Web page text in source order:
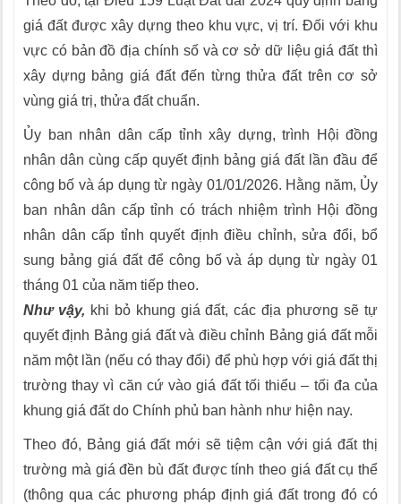
giá đất được xây dựng theo khu vực, vị trí. Đối với khu
vực có bản đồ địa chính số và cơ sở dữ liệu giá đất thì
xây dựng bảng giá đất đến từng thửa đất trên cơ sở
vùng giá trị, thửa đất chuẩn.
Ủy ban nhân dân cấp tỉnh xây dựng, trình Hội đồng
nhân dân cùng cấp quyết định bảng giá đất lần đầu để
công bố và áp dụng từ ngày 01/01/2026. Hằng năm, Ủy
ban nhân dân cấp tỉnh có trách nhiệm trình Hội đồng
nhân dân cấp tỉnh quyết định điều chỉnh, sửa đổi, bổ
sung bảng giá đất để công bố và áp dụng từ ngày 01
tháng 01 của năm tiếp theo.
Như vậy, khi bỏ khung giá đất, các địa phương sẽ tự
quyết định Bảng giá đất và điều chỉnh Bảng giá đất mỗi
năm một lần (nếu có thay đổi) để phù hợp với giá đất thị
trường thay vì căn cứ vào giá đất tối thiểu – tối đa của
khung giá đất do Chính phủ ban hành như hiện nay.
Theo đó, Bảng giá đất mới sẽ tiệm cận với giá đất thị
trường mà giá đền bù đất được tính theo giá đất cụ thể
(thông qua các phương pháp định giá đất trong đó có